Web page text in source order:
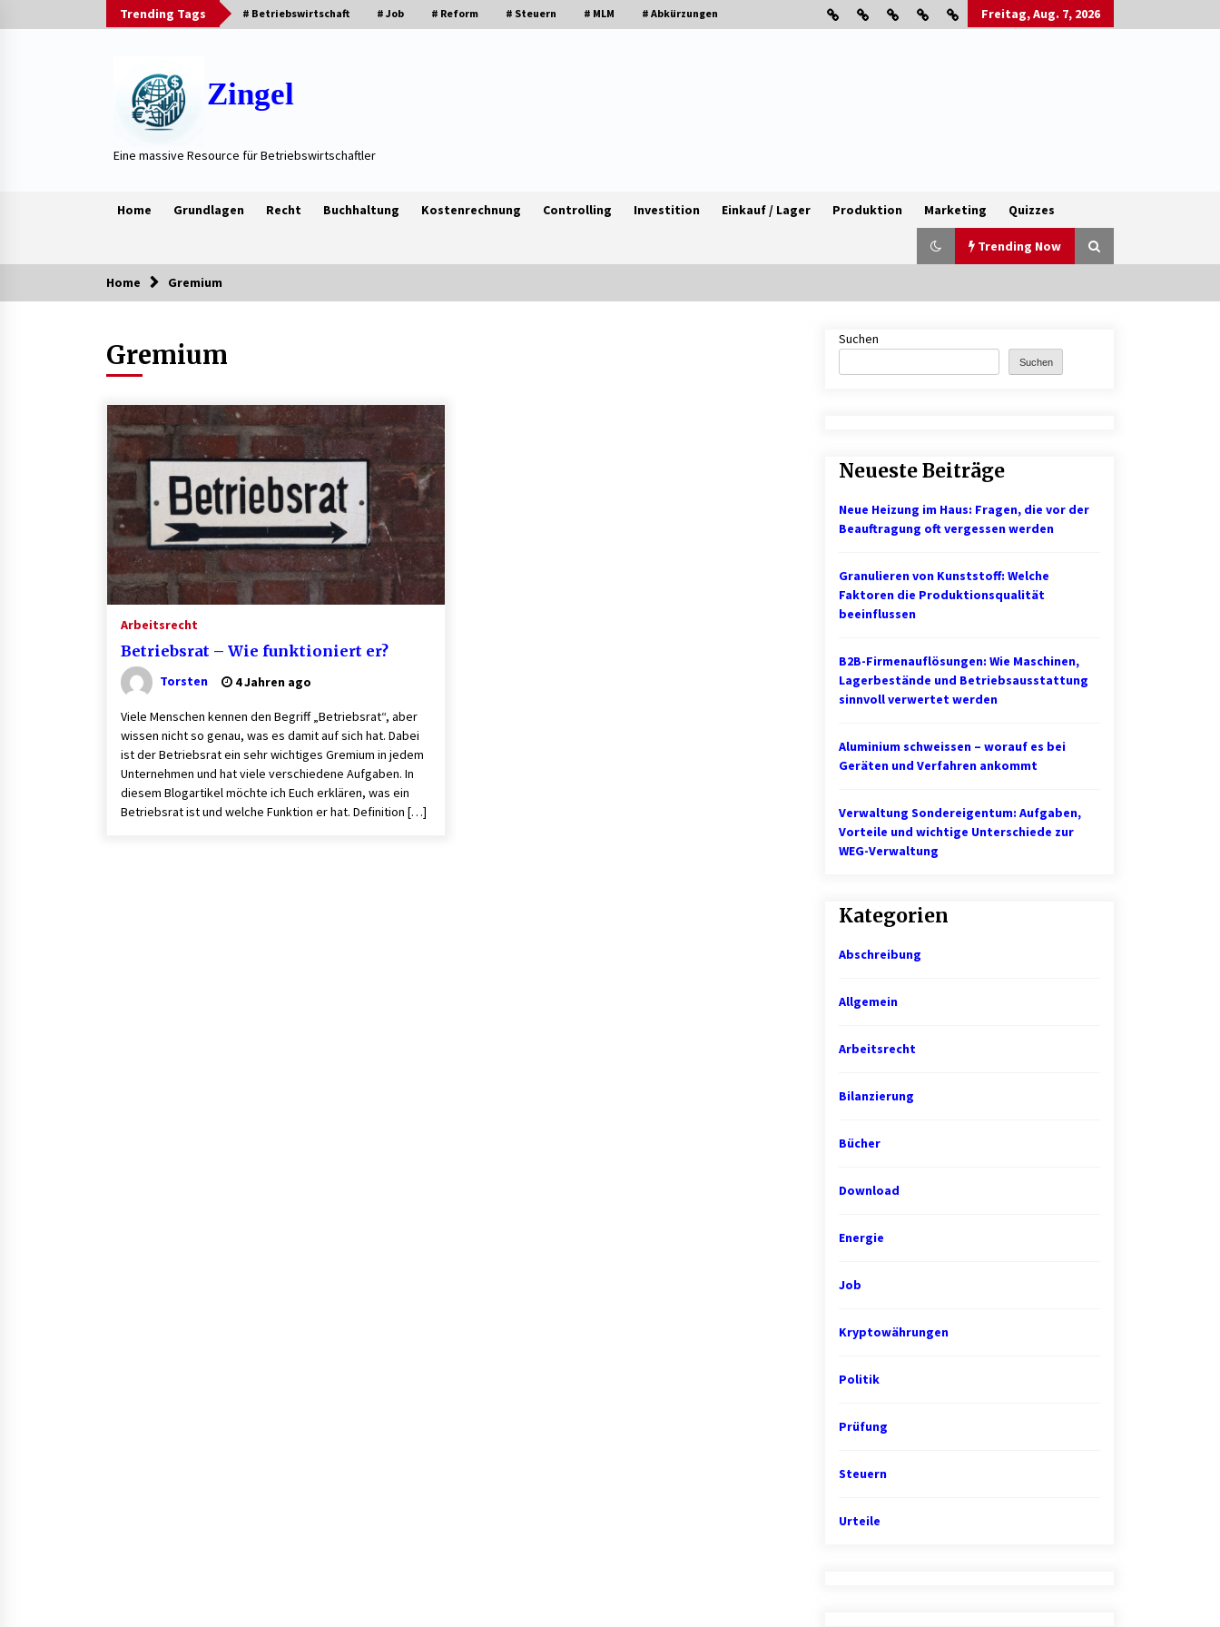
to
Trending Tags # Betriebswirtschaft # Job # Reform # Steuern # MLM # Abkürzungen Freitag, Aug. 7, 2026
Zingel
Eine massive Resource für Betriebswirtschaftler
Home Grundlagen Recht Buchhaltung Kostenrechnung Controlling Investition Einkauf / Lager Produktion Marketing Quizzes
Trending Now
Trending Now
Neue Heizung im Haus: Fragen, die
vor der Beauftragung oft vergessen
B2B-Firmenauflösungen: Wie
Maschinen, Lagerbestände und
Betriebsausstattung sinnvoll
Aluminium schweissen – worauf es
bei Geräten und Verfahren ankommt
2 Monaten ago
B2B-Beschaffung 2026: Strategien
und Technologien, die den Einkauf
transformieren
3 Monaten ago
1. Bestandsmanagement: Den
Überblick behalten
Finde dein perfektes Namensschild
3 Monaten ago
Mietverwaltung in Karlsruhe:
Zuverlässige Immobilienbetreuung
Home Gremium
Gremium
Arbeitsrecht
Betriebsrat – Wie funktioniert er?
Torsten 4 Jahren ago
Viele Menschen kennen den Begriff „Betriebsrat“, aber
wissen nicht so genau, was es damit auf sich hat. Dabei
ist der Betriebsrat ein sehr wichtiges Gremium in jedem
Unternehmen und hat viele verschiedene Aufgaben. In
diesem Blogartikel möchte ich Euch erklären, was ein
Betriebsrat ist und welche Funktion er hat. Definition […]
Suchen
Suchen
Neueste Beiträge
Neue Heizung im Haus: Fragen, die vor der
Beauftragung oft vergessen werden
Granulieren von Kunststoff: Welche
Faktoren die Produktionsqualität
beeinflussen
B2B-Firmenauflösungen: Wie Maschinen,
Lagerbestände und Betriebsausstattung
sinnvoll verwertet werden
Aluminium schweissen – worauf es bei
Geräten und Verfahren ankommt
Verwaltung Sondereigentum: Aufgaben,
Vorteile und wichtige Unterschiede zur
WEG-Verwaltung
Kategorien
Abschreibung
Allgemein
Arbeitsrecht
Bilanzierung
Bücher
Download
Energie
Job
Kryptowährungen
Politik
Prüfung
Steuern
Urteile